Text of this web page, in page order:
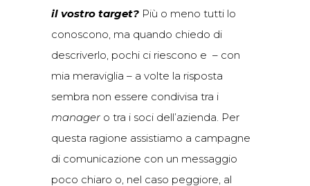
il vostro target? Più o meno tutti lo
conoscono, ma quando chiedo di
descriverlo, pochi ci riescono e – con
mia meraviglia – a volte la risposta
sembra non essere condivisa tra i
manager o tra i soci dell’azienda. Per
questa ragione assistiamo a campagne
di comunicazione con un messaggio
poco chiaro o, nel caso peggiore, al